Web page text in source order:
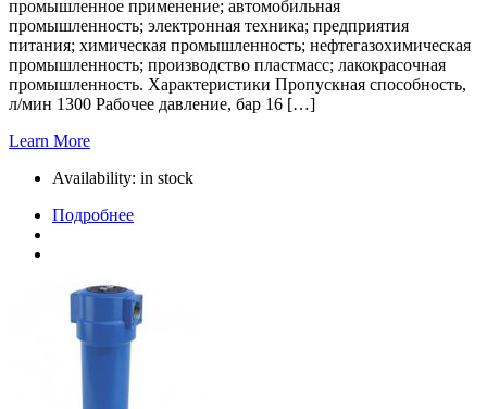
промышленное применение; автомобильная
промышленность; электронная техника; предприятия
питания; химическая промышленность; нефтегазохимическая
промышленность; производство пластмасс; лакокрасочная
промышленность. Характеристики Пропускная способность,
л/мин 1300 Рабочее давление, бар 16 […]
Learn More
Availability: in stock
Подробнее